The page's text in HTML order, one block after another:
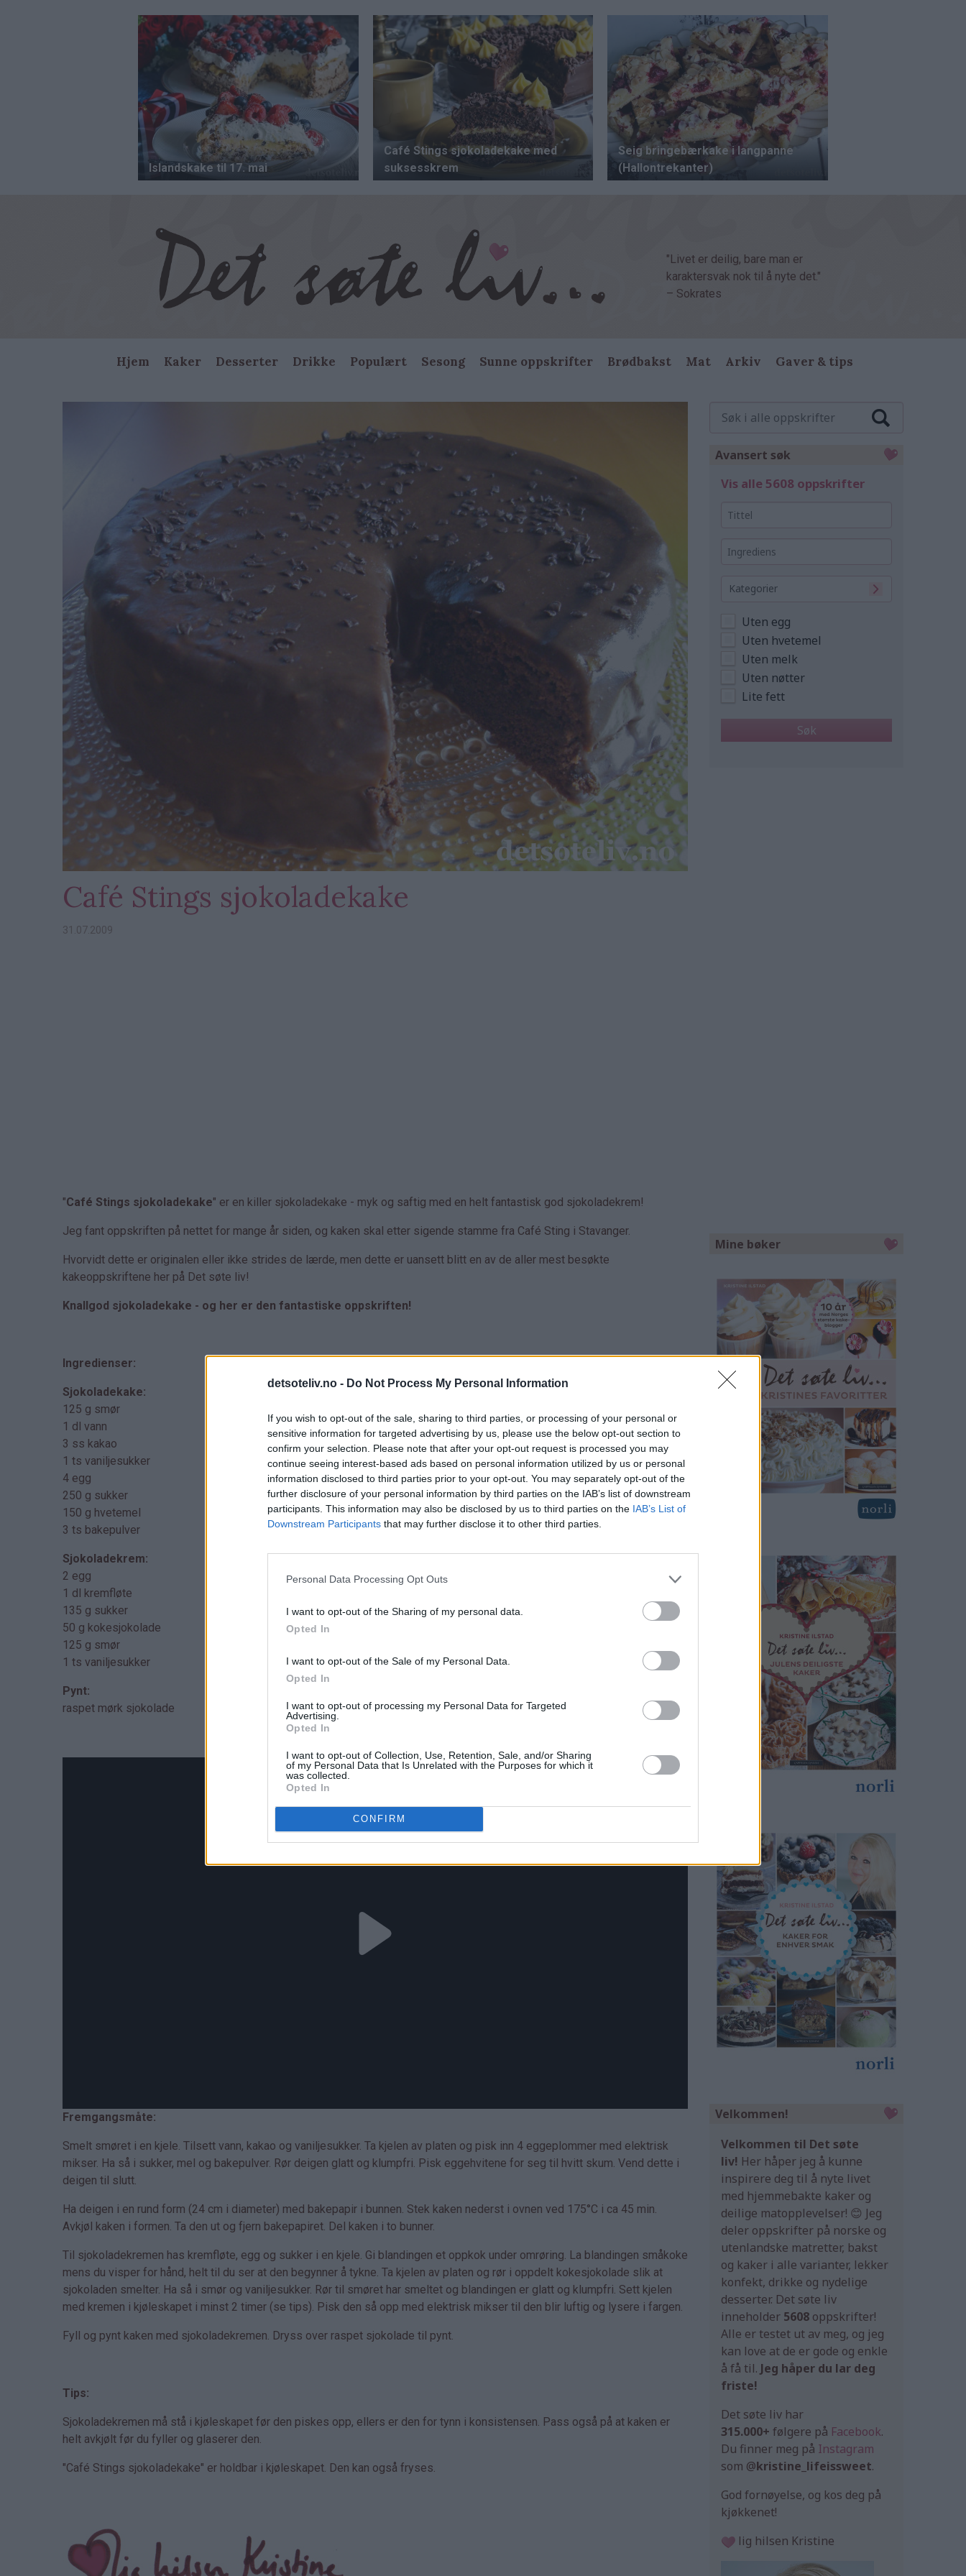
detsoteliv.no - Do Not Process My Personal Information
If you wish to opt-out of the sale, sharing to third parties, or processing of your personal or
sensitive information for targeted advertising by us, please use the below opt-out section to
confirm your selection. Please note that after your opt-out request is processed you may
continue seeing interest-based ads based on personal information utilized by us or personal
information disclosed to third parties prior to your opt-out. You may separately opt-out of the
further disclosure of your personal information by third parties on the IAB’s list of downstream
participants. This information may also be disclosed by us to third parties on the IAB’s List of
Downstream Participants that may further disclose it to other third parties.
Personal Data Processing Opt Outs
I want to opt-out of the Sharing of my personal data.
Opted In
I want to opt-out of the Sale of my Personal Data.
Opted In
I want to opt-out of processing my Personal Data for Targeted
Advertising.
Opted In
I want to opt-out of Collection, Use, Retention, Sale, and/or Sharing
of my Personal Data that Is Unrelated with the Purposes for which it
was collected.
Opted In
CONFIRM
"Livet er deilig, bare man er
karaktersvak nok til å nyte det."
– Sokrates
Main
navigation
Hjem Kaker Desserter Drikke Populært Sesong Sunne oppskrifter Brødbakst Mat Arkiv Gaver & tips
Café Stings sjokoladekake
31.07.2009
"Café Stings sjokoladekake" er en killer sjokoladekake - myk og saftig med en helt fantastisk god sjokoladekrem!
Jeg fant oppskriften på nettet for mange år siden, og kaken skal etter sigende stamme fra Café Sting i Stavanger.
Hvorvidt dette er originalen eller ikke strides de lærde, men dette er uansett blitt en av de aller mest besøkte
kakeoppskriftene her på Det søte liv!
Knallgod sjokoladekake - og her er den fantastiske oppskriften!
Ingredienser:
Sjokoladekake:
125 g smør
1 dl vann
3 ss kakao
1 ts vaniljesukker
4 egg
250 g sukker
150 g hvetemel
3 ts bakepulver
Sjokoladekrem:
2 egg
1 dl kremfløte
135 g sukker
50 g kokesjokolade
125 g smør
1 ts vaniljesukker
Pynt:
raspet mørk sjokolade
Fremgangsmåte:
Smelt smøret i en kjele. Tilsett vann, kakao og vaniljesukker. Ta kjelen av platen og pisk inn 4 eggeplommer med elektrisk
mikser. Ha så i sukker, mel og bakepulver. Rør deigen glatt og klumpfri. Pisk eggehvitene for seg til hvitt skum. Vend dette i
deigen til slutt.
Ha deigen i en rund form (24 cm i diameter) med bakepapir i bunnen. Stek kaken nederst i ovnen ved 175°C i ca 45 min.
Avkjøl kaken i formen. Ta den ut og fjern bakepapiret. Del kaken i to bunner.
Til sjokoladekremen has kremfløte, egg og sukker i en kjele. Gi blandingen et oppkok under omrøring. La blandingen småkoke
mens du visper for hånd, helt til du ser at den begynner å tykne. Ta kjelen av platen og rør i oppdelt kokesjokolade slik at
sjokoladen smelter. Ha så i smør og vaniljesukker. Rør til smøret har smeltet og blandingen er glatt og klumpfri. Sett kjelen
med kremen i kjøleskapet i minst 2 timer (se tips). Pisk den så opp med elektrisk mikser til den blir luftig og lysere i fargen.
Fyll og pynt kaken med sjokoladekremen. Dryss over raspet sjokolade til pynt.
Tips:
Sjokoladekremen må stå i kjøleskapet før den piskes opp, ellers er den for tynn i konsistensen. Pass også på at kaken er
helt avkjølt før du fyller og glaserer den.
"Café Stings sjokoladekake" er holdbar i kjøleskapet. Den kan også fryses.
Avansert søk
Vis alle 5608 oppskrifter
Kategorier
Uten egg
Uten hvetemel
Uten melk
Uten nøtter
Lite fett
Mine bøker
Velkommen!
Velkommen til Det søte
liv! Her håper jeg å kunne
inspirere deg til å nyte livet
med hjemmebakte kaker og
deilige matopplevelser! 😊 Jeg
deler oppskrifter på norske og
utenlandske matretter, bakst
og kaker i alle varianter, lekker
konfekt, drikke og nydelige
desserter. Det søte liv
inneholder 5608 oppskrifter!
Alle er testet ut av meg, og jeg
kan love at de er gode og enkle
å få til. Jeg håper du lar deg
friste!
Det søte liv har
315.000+ følgere på Facebook.
Du finner meg på Instagram
som @kristine_lifeissweet.
God fornøyelse, og kos deg på
kjøkkenet!
lig hilsen Kristine